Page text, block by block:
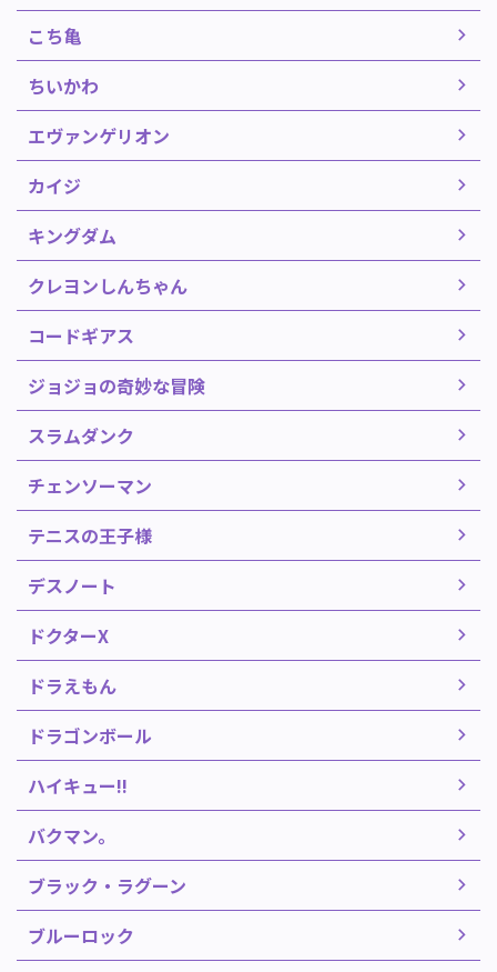
こち亀
ちいかわ
エヴァンゲリオン
カイジ
キングダム
クレヨンしんちゃん
コードギアス
ジョジョの奇妙な冒険
スラムダンク
チェンソーマン
テニスの王子様
デスノート
ドクターX
ドラえもん
ドラゴンボール
ハイキュー!!
バクマン。
ブラック・ラグーン
ブルーロック